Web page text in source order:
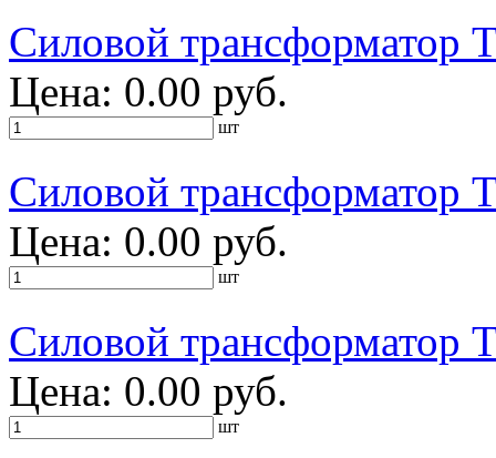
Силовой трансформатор
Цена: 0.00 руб.
шт
Силовой
Цена: 0.00 руб.
шт
Силовой
Цена: 0.00 руб.
шт